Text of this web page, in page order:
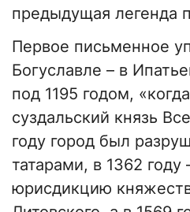
предыдущая легенда
Первое письменное
Богуславле – в
под 1195 годом,
суздальский князь
году город был
татарами, в 1362
юрисдикцию